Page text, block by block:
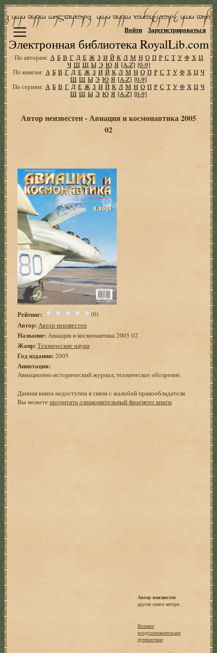
Электронная библиотека RoyalLib.com
Войти Зарегистрироваться
По авторам: А Б В Г Д Е Ж З И Й К Л М Н О П Р С Т У Ф Х Ц
Ч Ш Щ Ы Э Ю Я [A-Z] [0-9]
По книгам: А Б В Г Д Е Ж З И Й К Л М Н О П Р С Т У Ф Х Ц Ч
Ш Щ Ы Э Ю Я [A-Z] [0-9]
По сериям: А Б В Г Д Е Ж З И Й К Л М Н О П Р С Т У Ф Х Ц Ч
Ш Щ Ы Э Ю Я [A-Z] [0-9]
Автор неизвестен - Авиация и космонавтика 2005
02
Рейтинг: (0)
Автор: Автор неизвестен
Название: Авиация и космонавтика 2005 02
Жанр: Технические науки
Год издания: 2005
Аннотация:
Авиационно-исторический журнал, техническое обозрение.
Данная книга недоступна в связи с жалобой правообладателя.
Вы можетепрочитать ознакомительный фрагмент книги.
Автор неизвестен
другие книги автора:
Великое
воздухоплавательное
путешествие